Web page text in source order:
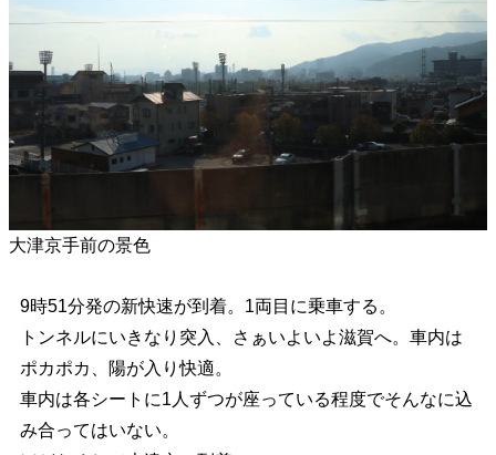
大津京手前の景色
9時51分発の新快速が到着。1両目に乗車する。
トンネルにいきなり突入、さぁいよいよ滋賀へ。車内は
ポカポカ、陽が入り快適。
車内は各シートに1人ずつが座っている程度でそんなに込
み合ってはいない。